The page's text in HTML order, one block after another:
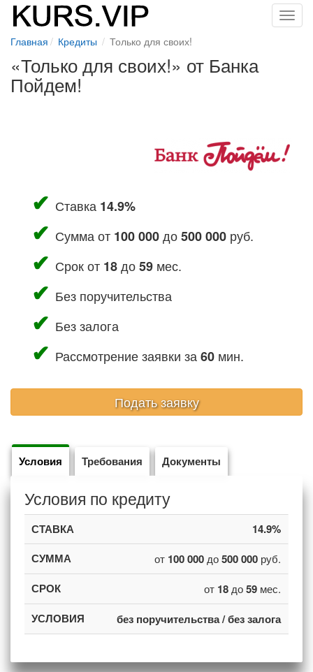
Главная Кредиты Только для своих!
«Только для своих!» от Банка
Пойдем!
Ставка 14.9%
Сумма от 100 000до500 000 руб.
Срок от 18до59 мес.
Без поручительства
Без залога
Рассмотрение заявки за 60 мин.
Подать заявку
Условия Требования Документы
Условия по кредиту
14.9%
от 100 000 до500 000 руб.
от 18 до59 мес.
без поручительства / без залога